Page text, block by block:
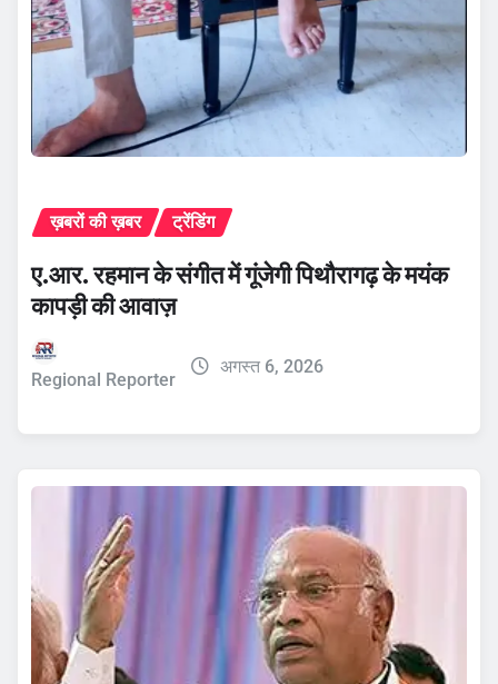
ख़बरों की ख़बर ट्रेंडिंग
ए.आर. रहमान के संगीत में गूंजेगी पिथौरागढ़ के मयंक
कापड़ी की आवाज़
Regional Reporter
अगस्त 6, 2026